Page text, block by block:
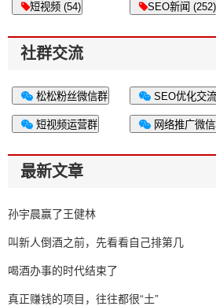
短视频 (54) SEO新闻 (252)
社群交流
松松粉丝微信群 SEO优化交
短视频运营群 网络推广微
最新文章
孙宇晨赢了王健林
叫新人倒酒之前，先看看自己排第几
喝酒办事的时代结束了
真正赚钱的项目，往往都很“土”